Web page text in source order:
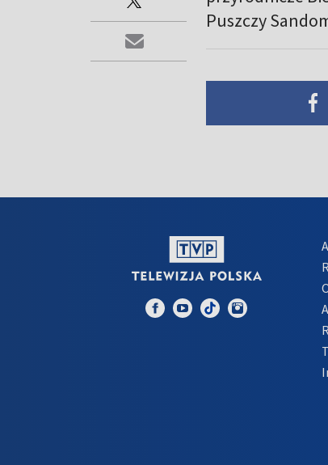
Puszczy